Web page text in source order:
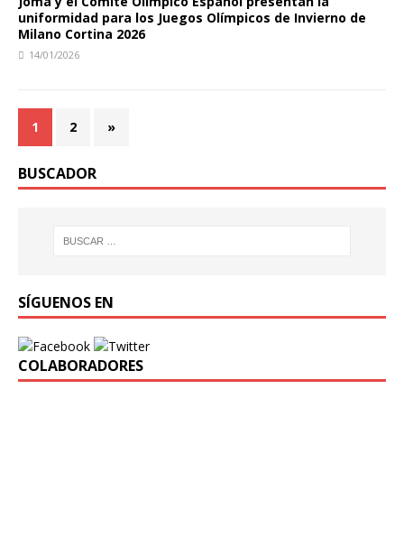
uniformidad para los Juegos Olímpicos de Invierno de
Milano Cortina 2026
14/01/2026
1 2 »
BUSCADOR
SÍGUENOS EN
COLABORADORES